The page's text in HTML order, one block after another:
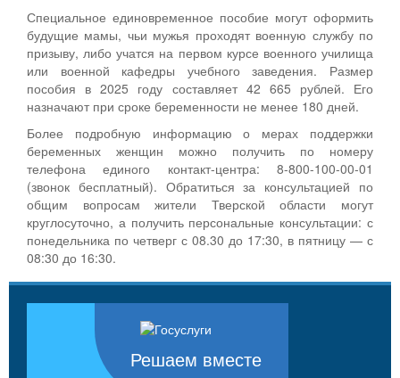
Специальное единовременное пособие могут оформить
будущие мамы, чьи мужья проходят военную службу по
призыву, либо учатся на первом курсе военного училища
или военной кафедры учебного заведения. Размер
пособия в 2025 году составляет 42 665 рублей. Его
назначают при сроке беременности не менее 180 дней.
Более подробную информацию о мерах поддержки
беременных женщин можно получить по номеру
телефона единого контакт-центра: 8-800-100-00-01
(звонок бесплатный). Обратиться за консультацией по
общим вопросам жители Тверской области могут
круглосуточно, а получить персональные консультации: с
понедельника по четверг с 08.30 до 17:30, в пятницу — с
08:30 до 16:30.
Решаем вместе